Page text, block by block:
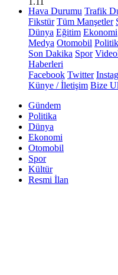
Hava Durumu Trafik
Fikstür Tüm Manşetler
Dünya Eğitim Ekonomi
Medya Otomobil
Son Dakika Spor
Haberleri
Facebook Twitter
Künye / İletişim Bize
Gündem
Politika
Dünya
Ekonomi
Otomobil
Spor
Kültür
Resmi İlan